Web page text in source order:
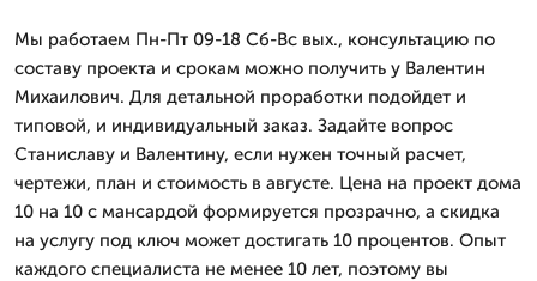
Мы работаем Пн-Пт 09-18 Сб-Вс вых., консультацию по
составу проекта и срокам можно получить у Валентин
Михаилович. Для детальной проработки подойдет и
типовой, и индивидуальный заказ. Задайте вопрос
Станиславу и Валентину, если нужен точный расчет,
чертежи, план и стоимость в августе. Цена на проект дома
10 на 10 с мансардой формируется прозрачно, а скидка
на услугу под ключ может достигать 10 процентов. Опыт
каждого специалиста не менее 10 лет, поэтому вы